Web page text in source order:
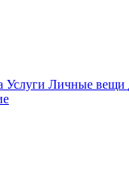
Услуги Личные вещи